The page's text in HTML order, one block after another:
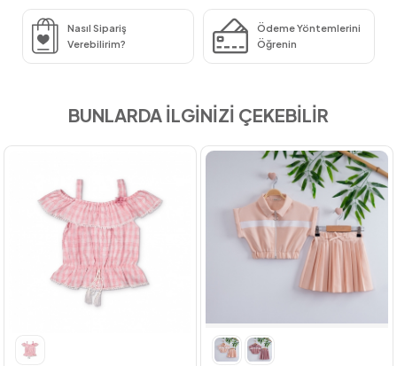
Nasıl Sipariş
Verebilirim?
Ödeme Yöntemlerini
Öğrenin
BUNLARDA İLGİNİZİ ÇEKEBİLİR